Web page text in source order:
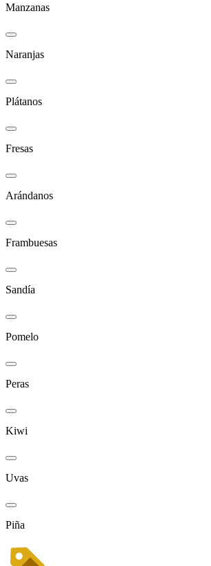
Manzanas
Naranjas
Plátanos
Fresas
Arándanos
Frambuesas
Sandía
Pomelo
Peras
Kiwi
Uvas
Piña